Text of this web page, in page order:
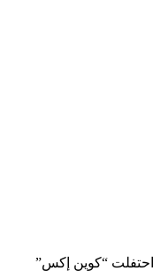
احتفلت “كوين إكس”